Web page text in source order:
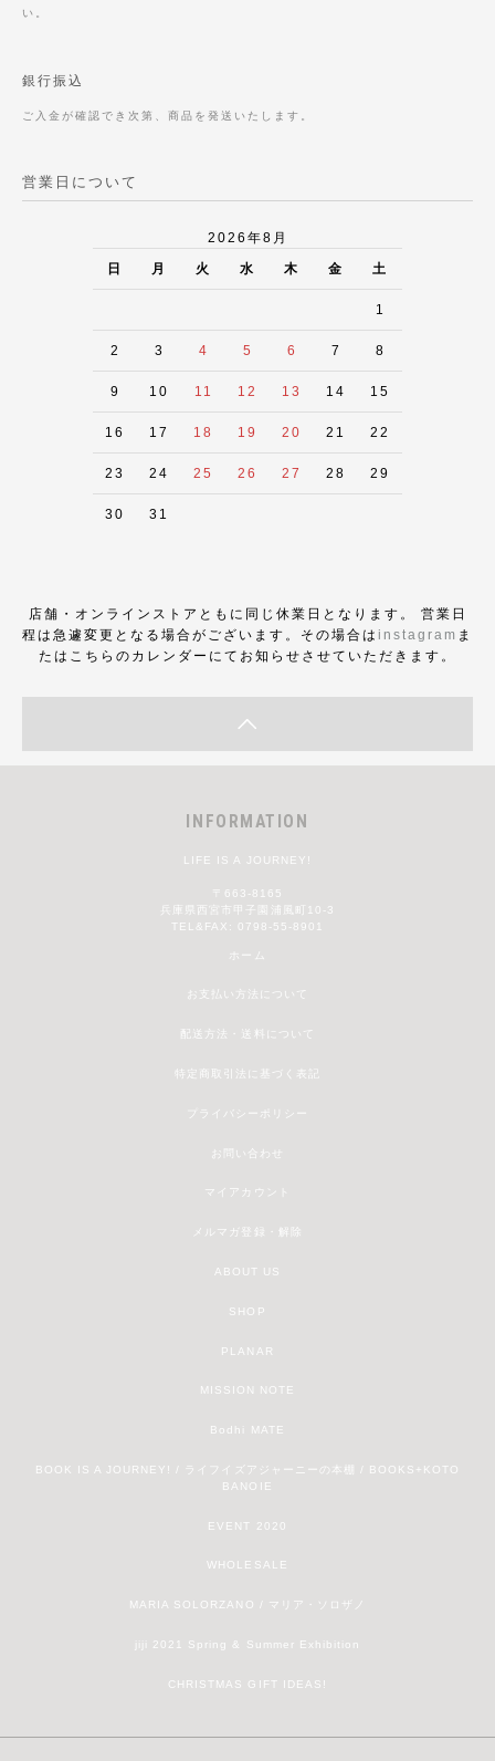
い。
銀行振込
ご入金が確認でき次第、商品を発送いたします。
営業日について
2026年8月
日 月 火 水 木 金 土
1
2 3 4 5 6 7 8
9 10 11 12 13 14 15
16 17 18 19 20 21 22
23 24 25 26 27 28 29
30 31
店舗・オンラインストアともに同じ休業日となります。 営業日
程は急遽変更となる場合がございます。その場合は instagram ま
たはこちらのカレンダーにてお知らせさせていただきます。
INFORMATION
LIFE IS A JOURNEY!
〒663-8165
兵庫県西宮市甲子園浦風町10-3
TEL&FAX: 0798-55-8901
ホーム
お支払い方法について
配送方法・送料について
特定商取引法に基づく表記
プライバシーポリシー
お問い合わせ
マイアカウント
メルマガ登録・解除
ABOUT US
SHOP
PLANAR
MISSION NOTE
Bodhi MATE
BOOK IS A JOURNEY! / ライフイズアジャーニーの本棚 / BOOKS+KOTO
BANOIE
EVENT 2020
WHOLESALE
MARIA SOLORZANO / マリア・ソロザノ
jiji 2021 Spring & Summer Exhibition
CHRISTMAS GIFT IDEAS!